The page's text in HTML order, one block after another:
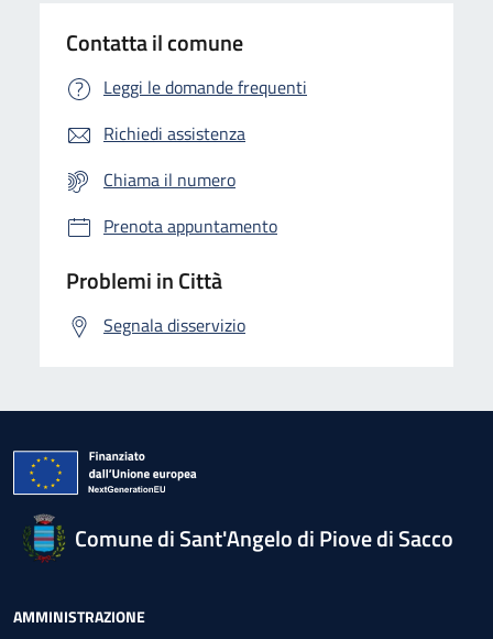
Contatta il comune
Leggi le domande frequenti
Richiedi assistenza
Chiama il numero
Prenota appuntamento
Problemi in Città
Segnala disservizio
Comune di Sant'Angelo di Piove di Sacco
AMMINISTRAZIONE